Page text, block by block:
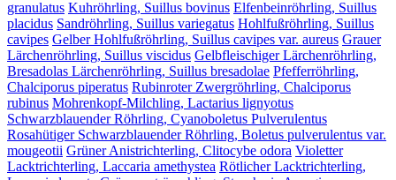
granulatus Kuhröhrling, Suillus bovinus Elfenbeinröhrling, Suillus
placidus Sandröhrling, Suillus variegatus Hohlfußröhrling, Suillus
cavipes Gelber Hohlfußröhrling, Suillus cavipes var. aureus Grauer
Lärchenröhrling, Suillus viscidus Gelbfleischiger Lärchenröhrling,
Bresadolas Lärchenröhrling, Suillus bresadolae Pfefferröhrling,
Chalciporus piperatus Rubinroter Zwergröhrling, Chalciporus
rubinus Mohrenkopf-Milchling, Lactarius lignyotus
Schwarzblauender Röhrling, Cyanoboletus Pulverulentus
Rosahütiger Schwarzblauender Röhrling, Boletus pulverulentus var.
mougeotii Grüner Anistrichterling, Clitocybe odora Violetter
Lacktrichterling, Laccaria amethystea Rötlicher Lacktrichterling,